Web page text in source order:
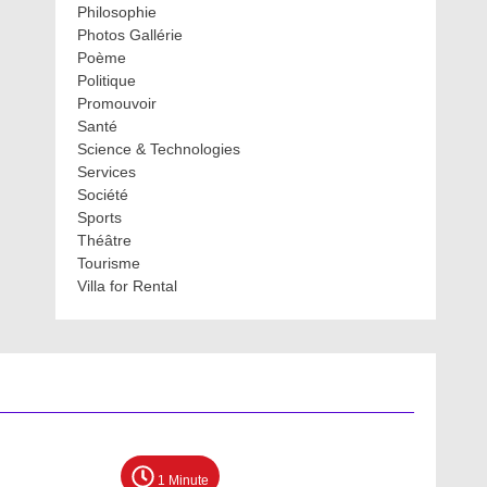
Philosophie
Photos Gallérie
Poème
Politique
Promouvoir
Santé
Science & Technologies
Services
Société
Sports
Théâtre
Tourisme
Villa for Rental
1 Minute